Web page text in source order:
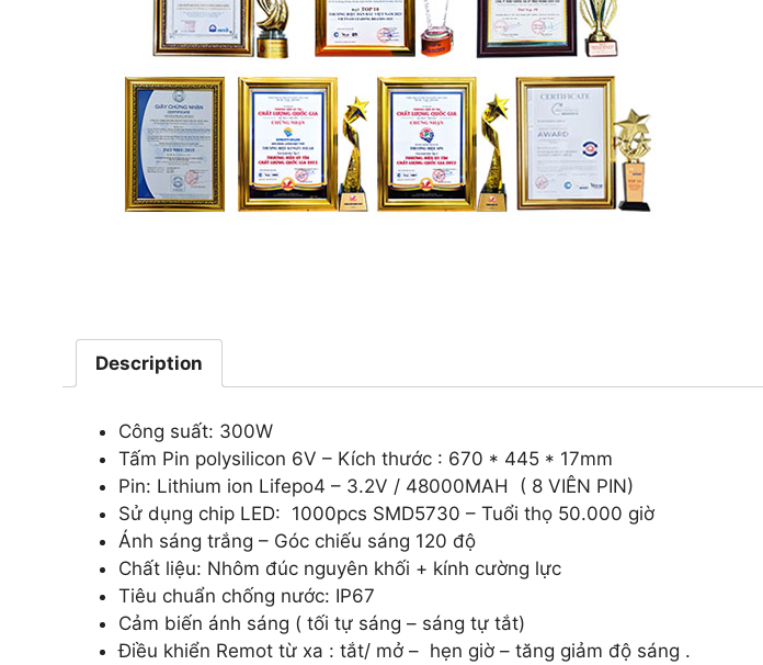
Description
Công suất: 300W
Tấm Pin polysilicon 6V – Kích thước : 670 * 445 * 17mm
Pin: Lithium ion Lifepo4 – 3.2V / 48000MAH ( 8 VIÊN PIN)
Sử dụng chip LED: 1000pcs SMD5730 – Tuổi thọ 50.000 giờ
Ánh sáng trắng – Góc chiếu sáng 120 độ
Chất liệu: Nhôm đúc nguyên khối + kính cường lực
Tiêu chuẩn chống nước: IP67
Cảm biến ánh sáng ( tối tự sáng – sáng tự tắt)
Điều khiển Remot từ xa : tắt/ mở – hẹn giờ – tăng giảm độ sáng .